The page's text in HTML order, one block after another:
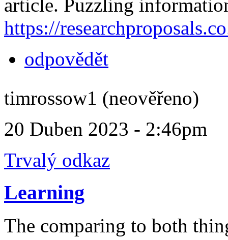
article. Puzzling
https://
odpovědět
timrossow1 (neověřeno)
20 Duben 2023 - 2:46pm
Trvalý odkaz
Learning
The comparing to both